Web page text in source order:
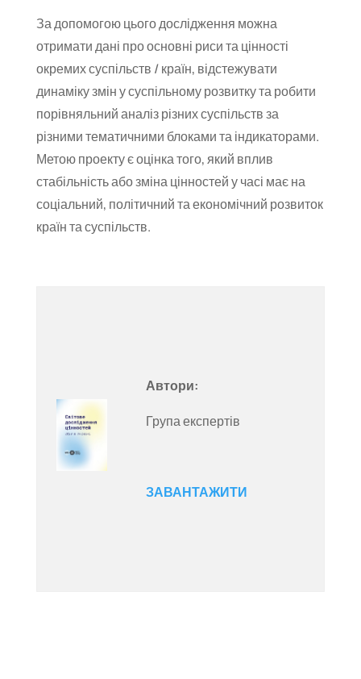
За допомогою цього дослідження можна
отримати дані про основні риси та цінності
окремих суспільств / країн, відстежувати
динаміку змін у суспільному розвитку та робити
порівняльний аналіз різних суспільств за
різними тематичними блоками та індикаторами.
Метою проекту є оцінка того, який вплив
стабільність або зміна цінностей у часі має на
соціальний, політичний та економічний розвиток
країн та суспільств.
Автори:
Група експертів
ЗАВАНТАЖИТИ